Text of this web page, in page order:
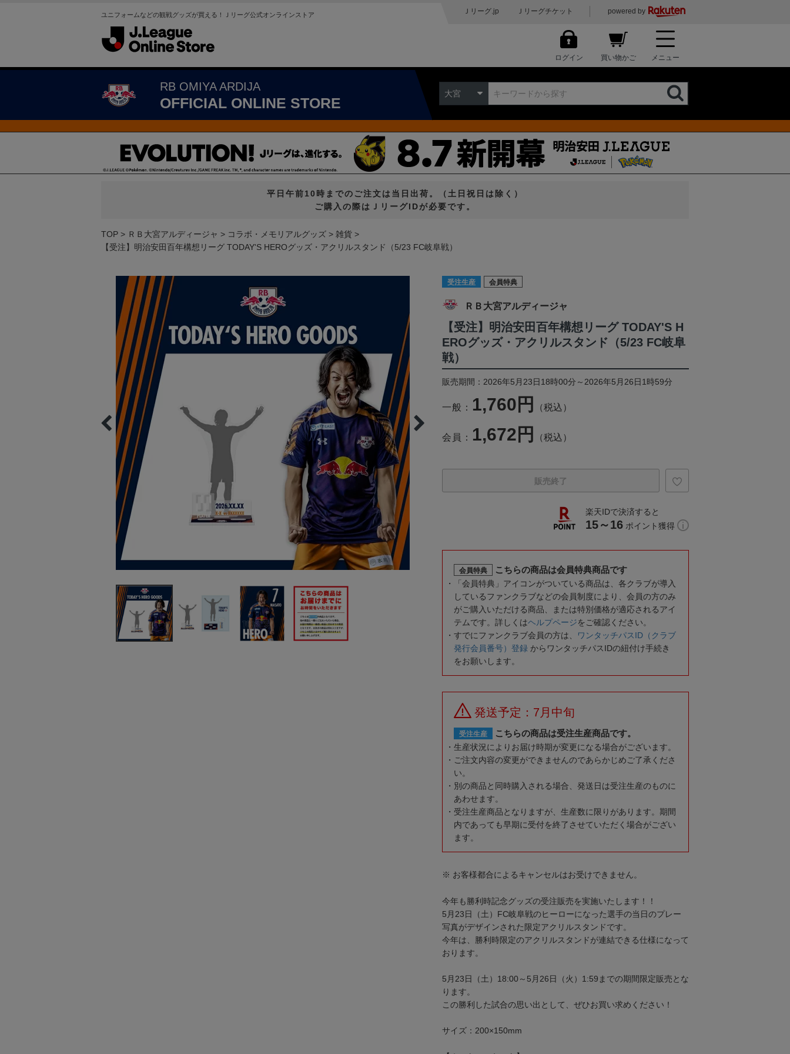
ユニフォームなどの観戦グッズが買える！Ｊリーグ公式オンラインストア Ｊリーグ.jp Ｊリーグチケット powered by
ログイン 買い物かご メニュー
RB OMIYA ARDIJA
OFFICIAL ONLINE STORE
大宮
平日午前10時までのご注文は当日出荷。（土日祝日は除く）
ご購入の際はＪリーグIDが必要です。
TOP ＲＢ大宮アルディージャ コラボ・メモリアルグッズ
雑貨
【受注】明治安田百年構想リーグ TODAY'S HEROグッズ・アクリルスタンド（5/23 FC岐阜戦）
受注生産 会員特典
ＲＢ大宮アルディージャ
【受注】明治安田百年構想リーグ TODAY'S H
EROグッズ・アクリルスタンド（5/23 FC岐阜
戦）
販売期間：2026年5月23日18時00分～2026年5月26日1時59分
一般： 1,760円 （税込）
会員： 1,672円 （税込）
販売終了
楽天IDで決済すると
15～16 ポイント獲得
会員特典 こちらの商品は会員特典商品です
「会員特典」アイコンがついている商品は、各クラブが導入
しているファンクラブなどの会員制度により、会員の方のみ
がご購入いただける商品、または特別価格が適応されるアイ
テムです。詳しくはヘルプページをご確認ください。
すでにファンクラブ会員の方は、
ワンタッチパスID（クラブ
発行会員番号）登録 からワンタッチパスIDの紐付け手続き
をお願いします。
発送予定：7月中旬
受注生産 こちらの商品は受注生産商品です。
生産状況によりお届け時期が変更になる場合がございます。
ご注文内容の変更ができませんのであらかじめご了承くださ
い。
別の商品と同時購入される場合、発送日は受注生産のものに
あわせます。
受注生産商品となりますが、生産数に限りがあります。期間
内であっても早期に受付を終了させていただく場合がござい
ます。
※ お客様都合によるキャンセルはお受けできません。
今年も勝利時記念グッズの受注販売を実施いたします！！
5月23日（土）FC岐阜戦のヒーローになった選手の当日のプレー
写真がデザインされた限定アクリルスタンドです。
今年は、勝利時限定のアクリルスタンドが連結できる仕様になって
おります。
5月23日（土）18:00～5月26日（火）1:59までの期間限定販売とな
ります。
この勝利した試合の思い出として、ぜひお買い求めください！
サイズ：200×150mm